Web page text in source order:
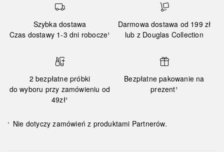
Szybka dostawa
Czas dostawy 1-3 dni robocze¹
Darmowa dostawa od 199 zł
lub z Douglas Collection
2 bezpłatne próbki
do wyboru przy zamówieniu od
49zł¹
Bezpłatne pakowanie na
prezent¹
¹ Nie dotyczy zamówień z produktami Partnerów.